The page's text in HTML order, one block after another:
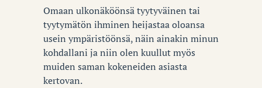
Omaan ulkonäköönsä tyytyväinen tai
tyytymätön ihminen heijastaa oloansa
usein ympäristöönsä, näin ainakin minun
kohdallani ja niin olen kuullut myös
muiden saman kokeneiden asiasta
kertovan.